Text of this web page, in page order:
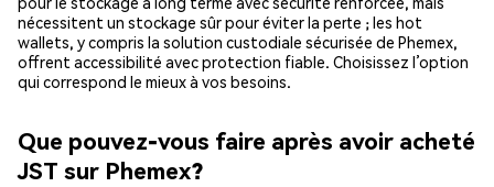
nécessitent un stockage sûr pour éviter la perte ; les hot
wallets, y compris la solution custodiale sécurisée de Phemex,
offrent accessibilité avec protection fiable. Choisissez l’option
qui correspond le mieux à vos besoins.
Que pouvez-vous faire après avoir acheté
JST sur Phemex?